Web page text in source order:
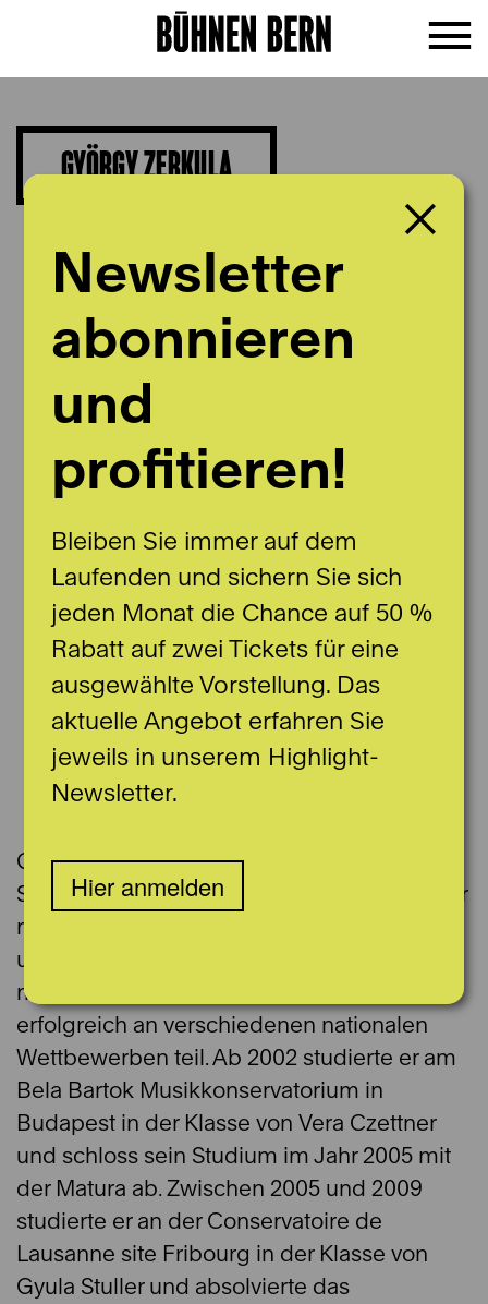
GYÖRGY ZERKULA
© Caspar Martig
György Zerkula wurde 1986 in
Siebenbürgen geboren. Er stammt aus einer
musikalischen Familie mit langer Tradition
und erhielt seinen ersten Geigenunterricht
mit sechs Jahren. Schon als Kind nahm er
erfolgreich an verschiedenen nationalen
Wettbewerben teil. Ab 2002 studierte er am
Bela Bartok Musikkonservatorium in
Budapest in der Klasse von Vera Czettner
und schloss sein Studium im Jahr 2005 mit
der Matura ab. Zwischen 2005 und 2009
studierte er an der Conservatoire de
Lausanne site Fribourg in der Klasse von
Gyula Stuller und absolvierte das
Newsletter
abonnieren
und
profitieren!
Bleiben Sie immer auf dem
Laufenden und sichern Sie sich
jeden Monat die Chance auf 50 %
Rabatt auf zwei Tickets für eine
ausgewählte Vorstellung. Das
aktuelle Angebot erfahren Sie
jeweils in unserem Highlight-
Newsletter.
Hier anmelden